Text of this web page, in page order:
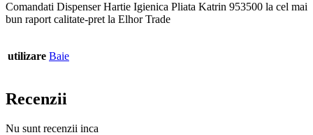
Comandati Dispenser Hartie Igienica Pliata Katrin 953500 la cel mai
bun raport calitate-pret la Elhor Trade
utilizare Baie
Recenzii
Nu sunt recenzii inca